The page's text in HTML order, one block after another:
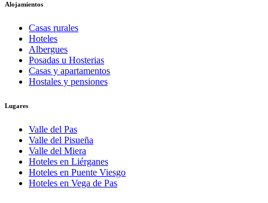
Alojamientos
Casas rurales
Hoteles
Albergues
Posadas u Hosterias
Casas y apartamentos
Hostales y pensiones
Lugares
Valle del Pas
Valle del Pisueña
Valle del Miera
Hoteles en Liérganes
Hoteles en Puente Viesgo
Hoteles en Vega de Pas